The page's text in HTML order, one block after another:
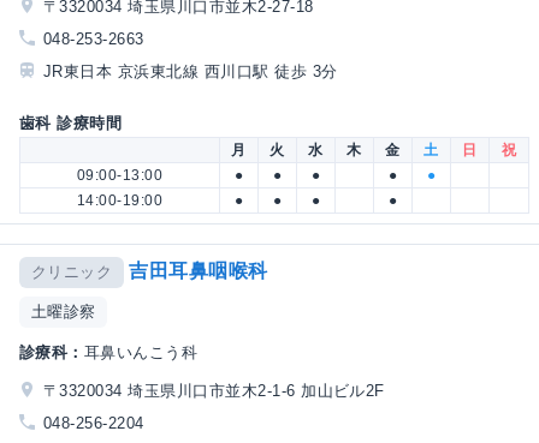
〒3320034 埼玉県川口市並木2-27-18
048-253-2663
JR東日本 京浜東北線 西川口駅 徒歩 3分
歯科 診療時間
月 火 水 木 金 土 日
祝
09:00-13:00
● ● ● ●
●
14:00-19:00
● ● ● ●
クリニック 吉田耳鼻咽喉科
土曜診察
診療科： 耳鼻いんこう科
〒3320034 埼玉県川口市並木2-1-6 加山ビル2F
048-256-2204